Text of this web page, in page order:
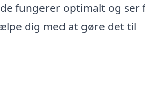
fungerer optimalt og ser
dig med at gøre det til